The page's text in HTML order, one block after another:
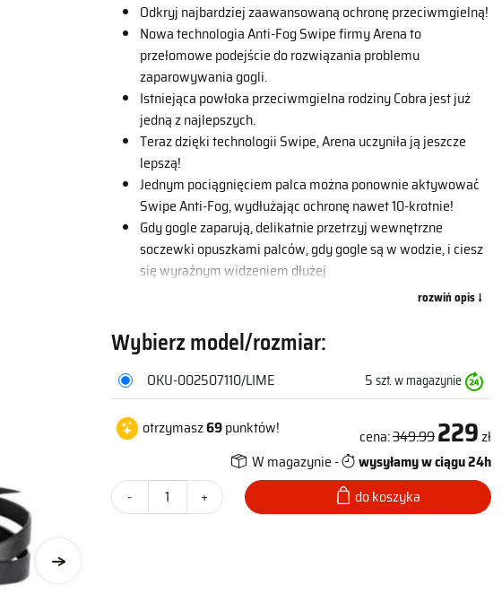
Odkryj najbardziej zaawansowaną ochronę przeciwmgielną!
Nowa technologia Anti-Fog Swipe firmy Arena to
przełomowe podejście do rozwiązania problemu
zaparowywania gogli.
Istniejąca powłoka przeciwmgielna rodziny Cobra jest już
jedną z najlepszych.
Teraz dzięki technologii Swipe, Arena uczyniła ją jeszcze
lepszą!
Jednym pociągnięciem palca można ponownie aktywować
Swipe Anti-Fog, wydłużając ochronę nawet 10-krotnie!
Gdy gogle zaparują, delikatnie przetrzyj wewnętrzne
soczewki opuszkami palców, gdy gogle są w wodzie, i ciesz
się wyraźnym widzeniem dłużej
Wybierz model/rozmiar:
OKU-002507110/LIME 5szt. w magazynie
cena:349.99229zł
otrzymasz69punktów!
W magazynie -
wysyłamy w ciągu 24h
-
+ do koszyka